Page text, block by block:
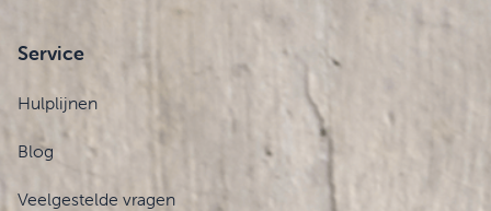
Service
Hulplijnen
Blog
Veelgestelde vragen